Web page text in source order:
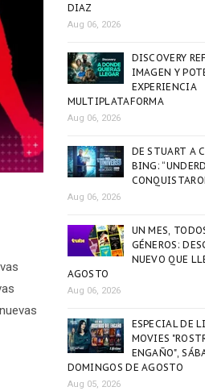
DIAZ
Aug 06, 2026
DISCOVERY
IMAGEN Y
EXPERIENCIA
MULTIPLATAFORMA
Aug 06, 2026
DE STUART A
BING:
Aug 06, 2026
UN MES,
GÉNEROS:
NUEVO QUE
AGOSTO
Aug 06, 2026
ESPECIAL DE
MOVIES
ENGAÑO",
DOMINGOS DE AGOSTO
Aug 05, 2026